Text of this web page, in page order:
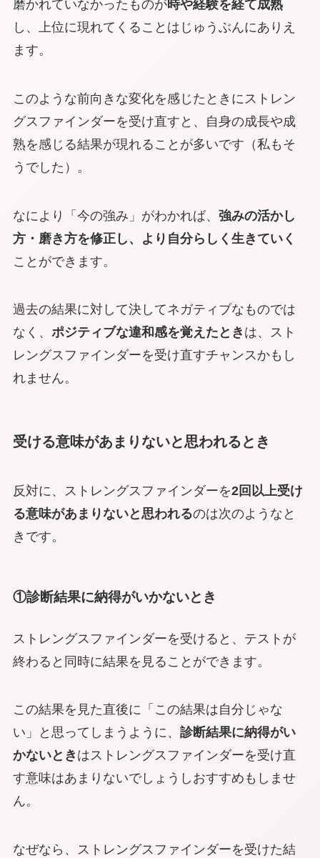
磨かれていなかったものが時や経験を経て成熟
し、上位に現れてくることはじゅうぶんにありえ
ます。
このような前向きな変化を感じたときにストレン
グスファインダーを受け直すと、自身の成長や成
熟を感じる結果が現れることが多いです（私もそ
うでした）。
なにより「今の強み」がわかれば、 強みの活かし
方・磨き方を修正し、より自分らしく生きていく
ことができます。
過去の結果に対して決してネガティブなものでは
なく、 ポジティブな違和感を覚えたとき は、スト
レングスファインダーを受け直すチャンスかもし
れません。
受ける意味があまりないと思われるとき
反対に、ストレングスファインダーを2回以上受け
る意味があまりないと思われるのは次のようなと
きです。
①診断結果に納得がいかないとき
ストレングスファインダーを受けると、テストが
終わると同時に結果を見ることができます。
この結果を見た直後に「この結果は自分じゃな
い」と思ってしまうように、 診断結果に納得がい
かないとき はストレングスファインダーを受け直
す意味はあまりないでしょうしおすすめもしませ
ん。
なぜなら、ストレングスファインダーを受けた結